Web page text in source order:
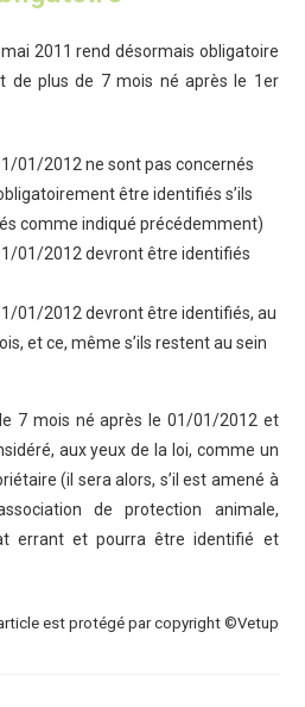
2011 rend désormais obligatoire
de plus de 7 mois né après le 1er
01/2012 ne sont pas concernés
être identifiés s’ils
comme indiqué précédemment)
01/2012 devront être identifiés
01/2012 devront être identifiés, au
et ce, même s’ils restent au sein
7 mois né après le 01/01/2012 et
aux yeux de la loi, comme un
(il sera alors, s’il est amené à
de protection animale,
errant et pourra être identifié et
est protégé par copyright ©Vetup